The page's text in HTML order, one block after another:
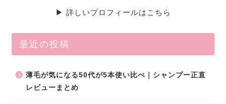
▶ 詳しいプロフィールはこちら
最近の投稿
薄毛が気になる50代が5本使い比べ｜シャンプー正直
レビューまとめ